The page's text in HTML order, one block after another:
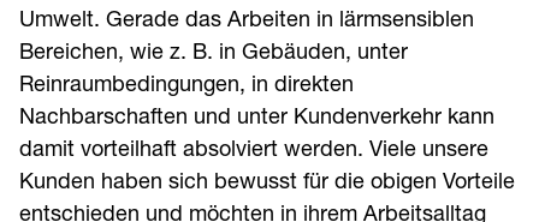
Umwelt. Gerade das Arbeiten in lärmsensiblen
Bereichen, wie z. B. in Gebäuden, unter
Reinraumbedingungen, in direkten
Nachbarschaften und unter Kundenverkehr kann
damit vorteilhaft absolviert werden. Viele unsere
Kunden haben sich bewusst für die obigen Vorteile
entschieden und möchten in ihrem Arbeitsalltag